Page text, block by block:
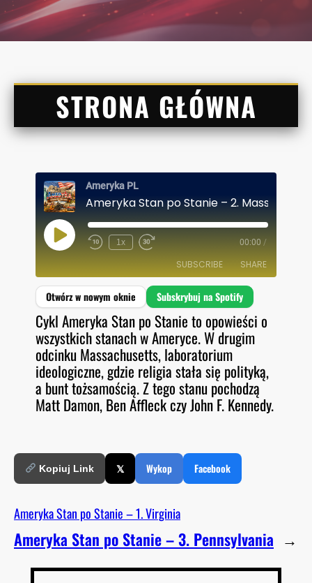
STRONA GŁÓWNA
Ameryka PL
Ameryka Stan po Stanie – 2.
P
L
P
I
O
D
E
1x 00:00 /
SUBSCRIBE SHARE
Spotify
RSS FEED
SHARE
LINK
EMBED
Cykl Ameryka Stan po Stanie to opowieści o
wszystkich stanach w Ameryce. W drugim
odcinku Massachusetts, laboratorium
ideologiczne, gdzie religia stała się polityką,
a bunt tożsamością. Z tego stanu pochodzą
Matt Damon, Ben Affleck czy John F. Kennedy.
Kopiuj Link 𝕏 Wykop Facebook
Ameryka Stan po Stanie – 1. Virginia
Ameryka Stan po Stanie – 3. Pennsylvania →